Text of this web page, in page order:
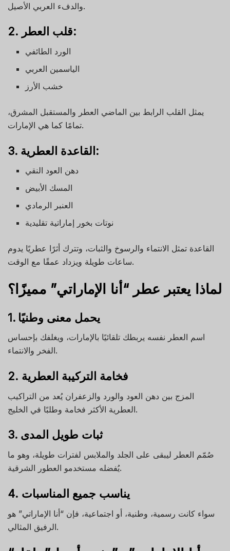
والدفء العربي الأصيل.
2. قلب العطر:
الورد الطائفي
الياسمين العربي
خشب الأرز
يمثل القلب الرابط بين الماضي العطر والمستقبل المشرق،
تمامًا كما هي الإمارات.
3. القاعدة العطرية:
دهن العود النقي
المسك الأبيض
العنبر الرمادي
نوتات بخور إماراتية تقليدية
القاعدة تمثل الانتماء والرسوخ والثبات، وتترك أثرًا عطريًا يدوم
ساعات طويلة ويزداد عمقًا مع الوقت.
لماذا يعتبر عطر “أنا الإماراتي” مميزًا؟
1. يحمل معنى وطنيًا
اسم العطر نفسه يربطك تلقائيًا بالإمارات، ويغلفك بإحساس
الفخر والانتماء.
2. فخامة التركيبة العطرية
المزج بين دهن العود والورد والزعفران يُعد من التراكيب
العطرية الأكثر فخامة وطلبًا في الخليج.
3. ثبات طويل المدى
صُمّم العطر ليبقى على الجلد والملابس لفترات طويلة، وهو ما
يُفضله مستخدمو العطور الشرقية.
4. يناسب جميع المناسبات
سواء كانت رسمية، وطنية، أو اجتماعية، فإن “أنا الإماراتي” هو
الرفيق المثالي.